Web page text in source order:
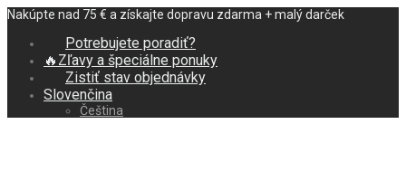
Nakúpte nad 75 € a získajte dopravu zdarma + malý darček
Potrebujete poradiť?
🔥Zľavy a špeciálne ponuky
Zistiť stav objednávky
Slovenčina
Čeština